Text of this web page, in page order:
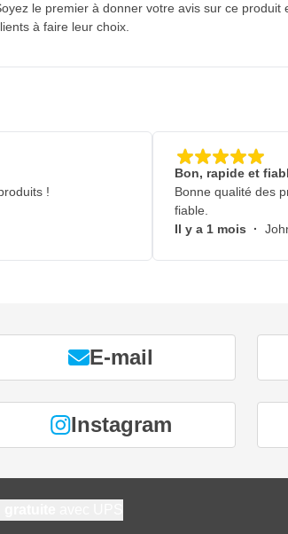
le premier à donner votre avis sur ce produit
à faire leur choix.
!
Bon, rapide et
Bonne qualité des
fiable.
Il y a 1 mois ·
E-mail
Instagram